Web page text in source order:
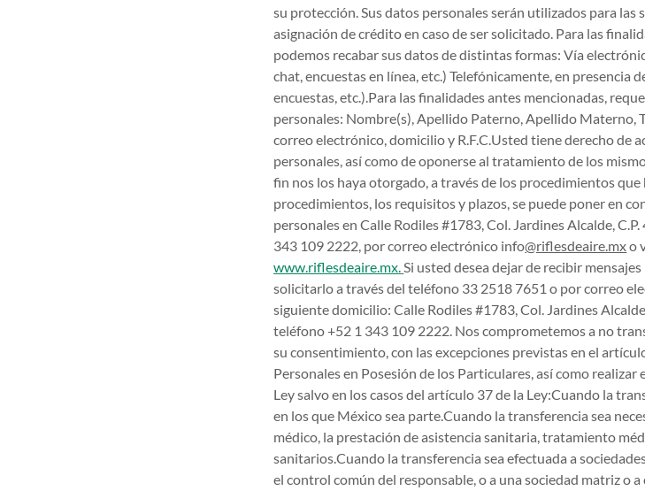
su protección. Sus datos personales serán utilizados para
asignación de crédito en caso de ser solicitado. Para las
podemos recabar sus datos de distintas formas: Vía
chat, encuestas en línea, etc.) Telefónicamente, en presencia
encuestas, etc.).Para las finalidades antes mencionadas,
personales: Nombre(s), Apellido Paterno, Apellido Materno,
correo electrónico, domicilio y R.F.C.Usted tiene derecho de
personales, así como de oponerse al tratamiento de los
fin nos los haya otorgado, a través de los procedimientos
procedimientos, los requisitos y plazos, se puede poner en
personales en Calle Rodiles #1783, Col. Jardines Alcalde,
343 109 2222, por correo electrónico info@riflesdeaire.mxo
www.riflesdeaire.mx.Si usted desea dejar de recibir
solicitarlo a través del teléfono 33 2518 7651 o por correo
siguiente domicilio: Calle Rodiles #1783, Col. Jardines
teléfono +52 1 343 109 2222. Nos comprometemos a no
su consentimiento, con las excepciones previstas en el
Personales en Posesión de los Particulares, así como
Ley salvo en los casos del artículo 37 de la Ley:Cuando la
en los que México sea parte.Cuando la transferencia sea
médico, la prestación de asistencia sanitaria, tratamiento
sanitarios.Cuando la transferencia sea efectuada a
el control común del responsable, o a una sociedad matriz o